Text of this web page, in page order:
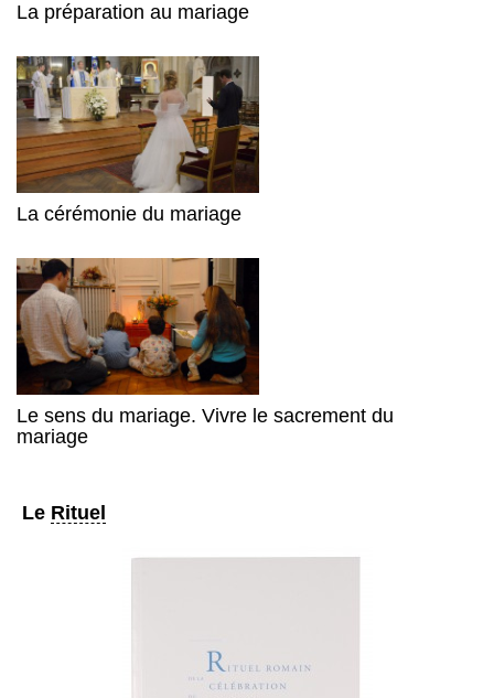
La préparation au mariage
La cérémonie du mariage
Le sens du mariage. Vivre le sacrement du
mariage
Le Rituel